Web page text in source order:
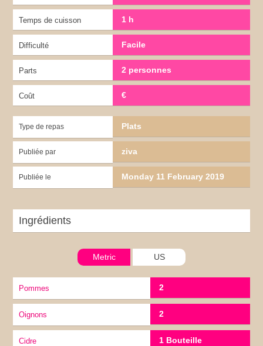
Temps de cuisson 1 h
Difficulté Facile
Parts 2 personnes
Coût €
Type de repas Plats
Publiée par ziva
Publiée le Monday 11 February 2019
Ingrédients
Metric US
Pommes 2
Oignons 2
cidre 1 Bouteille